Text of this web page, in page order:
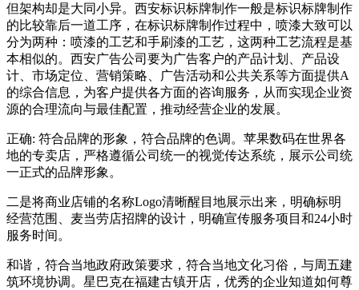
但架构却是大同小异。西安标识标牌制作一般是标识标牌制作
的比较靠后一道工序，在标识标牌制作过程中，喷漆大致可以
分为两种：喷漆的工艺和手刷漆的工艺，这两种工艺流程是基
本相似的。西安广告公司要为广告客户的产品计划、产品设
计、市场定位、营销策略、广告活动和公共关系等方面提供A
的综合信息，为客户提供各方面的咨询服务，从而实现企业资
源的合理流向与最佳配置，推动经营企业的发展。
正确: 符合品牌的形象，符合品牌的色调。苹果数码在世界各
地的专卖店，严格遵循公司统一的视觉传达系统，展示公司统
一正式的品牌形象。
二是将商业店铺的名称Logo清晰醒目地展示出来，明确标明
经营范围、麦当劳店招牌的设计，明确宣传服务项目和24小时
服务时间。
和谐，符合当地政府政策要求，符合当地文化习俗，与周五建
筑环境协调。星巴克在福建古镇开店，优秀的企业知道如何尊